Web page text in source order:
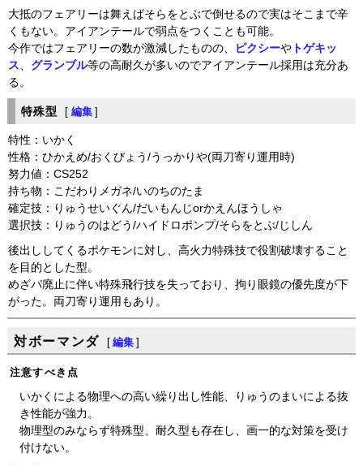
大抵のフェアリーは舞えばそらをとぶで倒せるので実はそこまで辛
くもない。アイアンテールで弱点をつくことも可能。
今作ではフェアリーの数が激減したものの、
ピクシーや トゲキッ
ス
グランブル等の高耐久が多いのでアイアンテール採用は充分あ
る。
特殊型 [ 編集 ]
特性：いかく
性格：ひかえめ/おくびょう/うっかりや(両刀寄り運用時)
努力値：CS252
持ち物：こだわりメガネ/いのちのたま
確定技：りゅうせいぐん/だいもんじorかえんほうしゃ
選択技：りゅうのはどう/ハイドロポンプ/そらをとぶ/じしん
後出ししてくるポケモンに対し、高火力特殊技で役割破壊すること
を目的とした型。
めざパ廃止に伴い特殊飛行技を失っており、拘り眼鏡の優先度が下
がった。両刀寄り運用もあり。
対ボーマンダ [ 編集 ]
注意すべき点
いかくによる物理への高い繰り出し性能、りゅうのまいによる抜
き性能が強力。
物理型のみならず特殊型、耐久型も存在し、画一的な対策を受け
付けない。